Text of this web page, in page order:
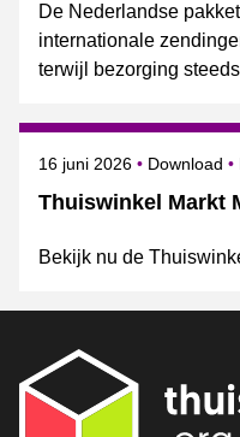
De Nederlandse
internationale
terwijl bezorging
Thuiswinkel Markt
Gepubliceerd op
16 juni 2026 Download
Bekijk nu de